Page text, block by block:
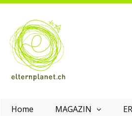
Home MAGAZIN